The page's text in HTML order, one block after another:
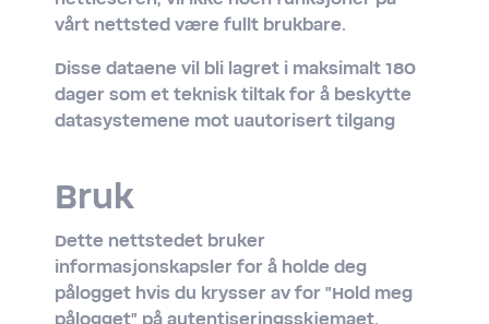
vårt nettsted være fullt brukbare.
Disse dataene vil bli lagret i maksimalt 180
dager som et teknisk tiltak for å beskytte
datasystemene mot uautorisert tilgang
Bruk
Dette nettstedet bruker
informasjonskapsler for å holde deg
pålogget hvis du krysser av for "Hold meg
pålogget" på autentiseringsskjemaet.